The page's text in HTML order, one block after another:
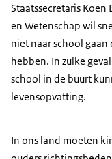
Staatssecretaris Koen
en Wetenschap wil
niet naar school
hebben. In zulke
school in de buurt
levensopvatting.
In ons land moeten